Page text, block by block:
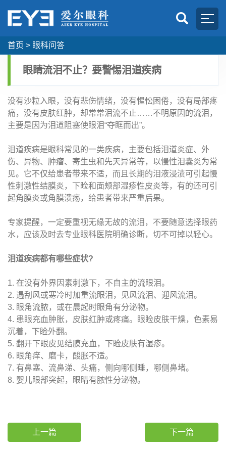
首页 > 眼科问答
眼睛流泪不止？要警惕泪道疾病
没有沙粒入眼，没有悲伤情绪，没有惺忪困倦，没有局部疼
痛，没有皮肤红肿，却常常泪流不止……不明原因的流泪，
主要是因为泪道阻塞使眼泪“夺眶而出”。
泪道疾病是眼科常见的一类疾病，主要包括泪道炎症、外
伤、异物、肿瘤、寄生虫和先天异常等，以慢性泪囊炎为常
见。它不仅给患者带来不适，而且长期的泪液浸渍可引起慢
性刺激性结膜炎，下睑和面颊部湿疹性皮炎等，有的还可引
起角膜炎或角膜溃疡，给患者带来严重后果。
专家提醒，一定要重视无缘无故的流泪，不要随意选择眼药
水，应该及时去专业眼科医院明确诊断，切不可掉以轻心。
泪道疾病都有哪些症状?
1. 在没有外界因素刺激下，不自主的流眼泪。
2. 遇刮风或寒冷时加重流眼泪，见风流泪、迎风流泪。
3. 眼角流脓，或在晨起时眼角有分泌物。
4. 患眼充血肿胀，皮肤红肿或疼痛。眼睑皮肤干燥，色素易
沉着，下睑外翻。
5. 翻开下眼皮见结膜充血，下睑皮肤有湿疹。
6. 眼角痒、磨卡，酸胀不适。
7. 有鼻塞、流鼻涕、头痛，侧向哪侧睡，哪侧鼻堵。
8. 婴儿眼部突起，眼睛有脓性分泌物。
上一篇 下一篇